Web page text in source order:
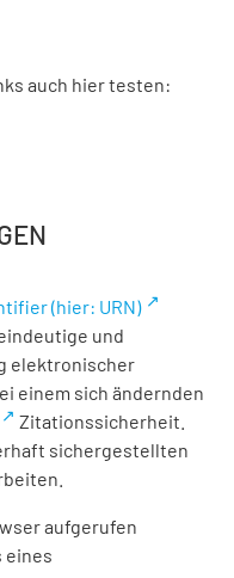
auch hier testen:
(hier: URN)
und
elektronischer
einem sich ändernden
Zitationssicherheit.
sichergestellten
aufgerufen
eines